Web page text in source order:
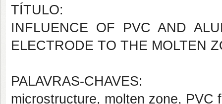
TÍTULO:
INFLUENCE OF PVC AND
ELECTRODE TO THE MOLTEN
PALAVRAS-CHAVES:
microstructure, molten zone, PVC